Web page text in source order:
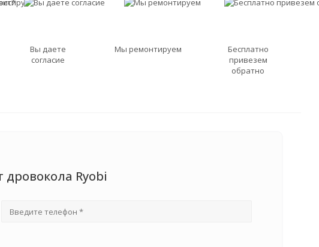
Вы даете
согласие
Мы ремонтируем
Бесплатно
привезем
обратно
дровокола Ryobi